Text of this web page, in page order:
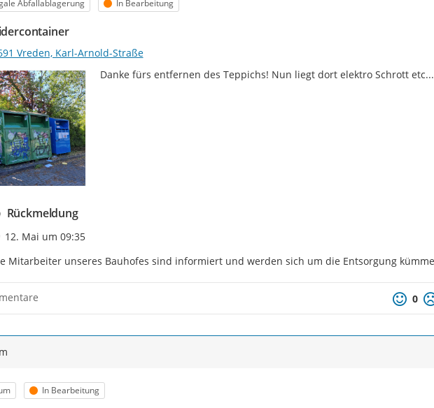
Abfallablagerung Status
In Bearbeitung
Vreden, Karl-Arnold-Straße
Danke fürs entfernen des Teppichs! Nun liegt dort elektro Schrott etc...
Rückmeldung
Zeitpunkt des Erstellens
12. Mai um 09:35
Mitarbeiter unseres Bauhofes sind informiert und werden sich um die Entsorgung
0
Status
In Bearbeitung